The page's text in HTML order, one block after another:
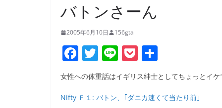
バトンさーん
2005年6月10日 156gta
F
a
c
e
T
w
itt
er
Li
n
e
P
o
ck
et
有
女性への体重話はイギリス紳士としてちょっとイ
Nifty Ｆ１: バトン、｢ダニカ速くて当たり前｣